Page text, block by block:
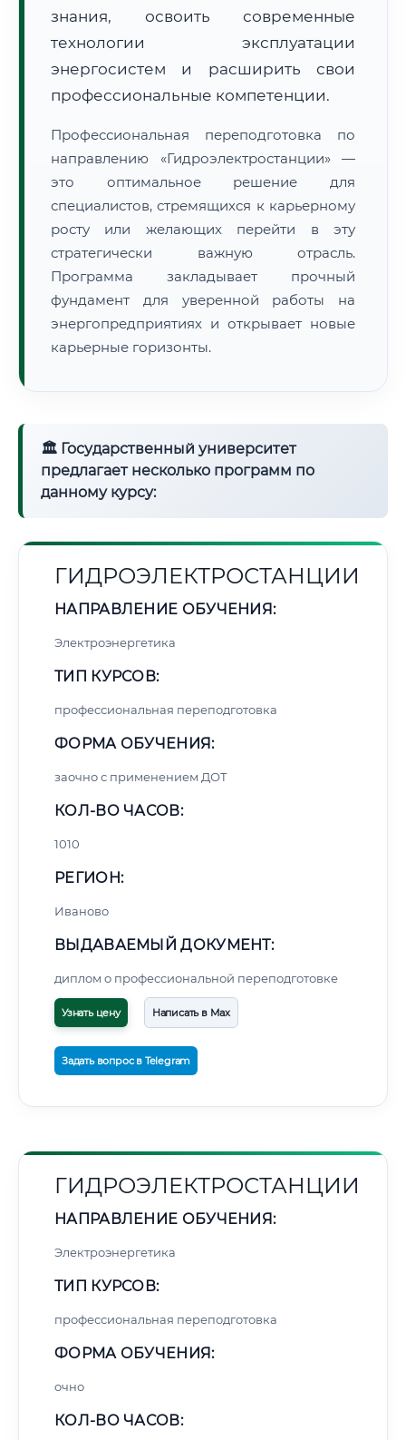
📜 Документы и аккредитация ФИС ФРДО
🔍Нажмите на документ для увеличения и просмотра
знания, освоить современные
технологии эксплуатации
энергосистем и расширить свои
профессиональные компетенции.
Профессиональная переподготовка по
направлению «Гидроэлектростанции» —
это оптимальное решение для
специалистов, стремящихся к карьерному
росту или желающих перейти в эту
стратегически важную отрасль.
Программа закладывает прочный
фундамент для уверенной работы на
энергопредприятиях и открывает новые
карьерные горизонты.
🏛 Государственный университет
предлагает несколько программ по
данному курсу:
ГИДРОЭЛЕКТРОСТАНЦИИ
НАПРАВЛЕНИЕ ОБУЧЕНИЯ:
Электроэнергетика
ТИП КУРСОВ:
профессиональная переподготовка
ФОРМА ОБУЧЕНИЯ:
заочно с применением ДОТ
КОЛ-ВО ЧАСОВ:
1010
РЕГИОН:
Иваново
ВЫДАВАЕМЫЙ ДОКУМЕНТ:
диплом о профессиональной переподготовке
Узнать цену Написать в Max
Задать вопрос в Telegram
ГИДРОЭЛЕКТРОСТАНЦИИ
НАПРАВЛЕНИЕ ОБУЧЕНИЯ:
Электроэнергетика
ТИП КУРСОВ:
профессиональная переподготовка
ФОРМА ОБУЧЕНИЯ:
очно
КОЛ-ВО ЧАСОВ: